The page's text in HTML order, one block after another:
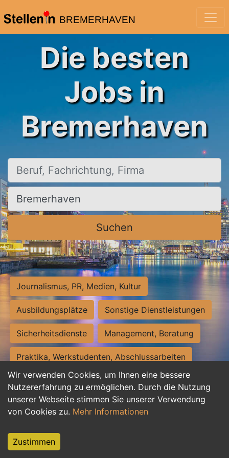
BREMERHAVEN
Wir verwenden Cookies, um Ihnen eine bessere
Nutzererfahrung zu ermöglichen. Durch die Nutzung
unserer Webseite stimmen Sie unserer Verwendung
von Cookies zu. Mehr Informationen
Zustimmen
Die besten
Jobs in
Bremerhaven
Beruf, Fachrichtung, Firma
Ort, Stadt
Suchen
Journalismus, PR, Medien, Kultur
Ausbildungsplätze Sonstige Dienstleistungen
Sicherheitsdienste Management, Beratung
Praktika, Werkstudenten, Abschlussarbeiten
Personalwesen Assistenz, Sekretariat
Hilfskräfte, Aushilfs- und Nebenjobs
Weiterbildung, Studium, duale Ausbildung